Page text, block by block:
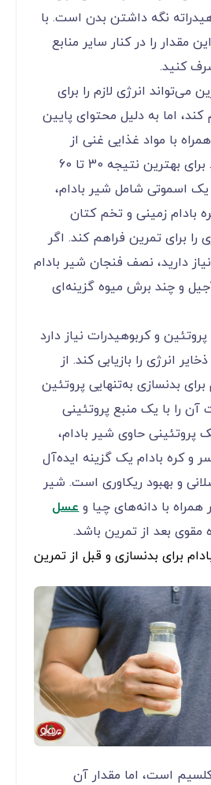
نگه داشتن بدن است. با
مقدار را در کنار سایر منابع
کنید.
می‌تواند انرژی لازم را برای
کند، اما به دلیل محتوای پایین
با مواد غذایی غنی از
پروتئین مصرف شود. برای بهترین نتیجه 30 تا 60
یک اسموتی شامل شیر بادام،
بادام زمینی و تخم کتان
را برای تمرین فراهم کند. اگر
دارید، نصف فنجان شیر بادام
و چند برش میوه گزینه‌ای
و کربوهیدرات نیاز دارد
انرژی را بازیابی کند. از
بدنسازی به‌تنهایی پروتئین
آن را با یک منبع پروتئینی
حاوی شیر بادام،
و کره بادام یک گزینه ایده‌آل
و بهبود ریکاوری است. شیر
همراه با دانه‌های چیا وعسل
مقوی بعد از تمرین باشد.
برای بدنسازی و قبل از تمرین
است، اما مقدار آن